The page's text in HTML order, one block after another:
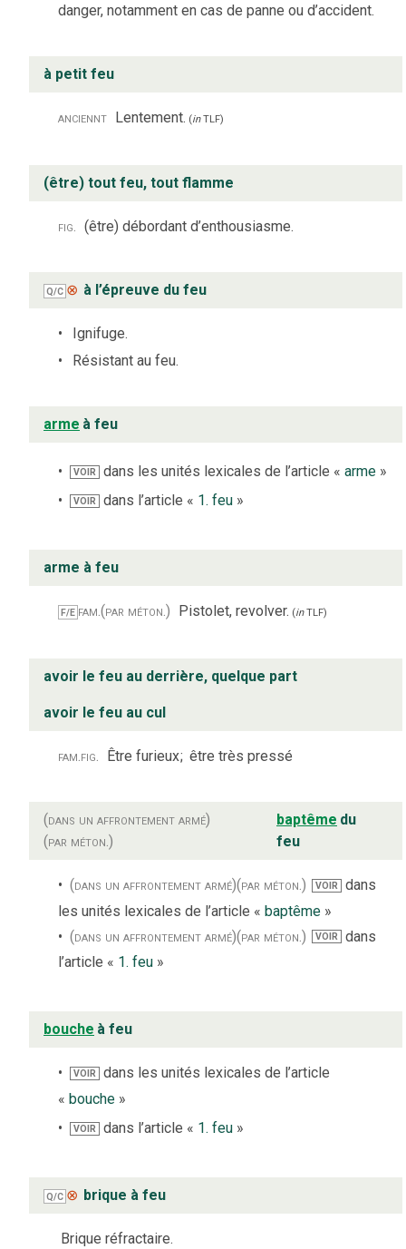
danger, notamment en cas de panne ou d’accident.
à petit feu
anciennt Lentement. (inTLF)
(être) tout feu, tout flamme
fig. (être) débordant d’enthousiasme.
Q/C ⊗ à l’épreuve du feu
Ignifuge.
Résistant au feu.
arme à feu
VOIR dans les unités lexicales de l’article «arme »
VOIR dans l’article « 1. feu »
arme à feu
F/E fam.(par méton.) Pistolet, revolver. (inTLF)
avoir le feu au derrière, quelque part
avoir le feu au cul
fam. fig. Être furieux; être très pressé
(dans un affrontement armé)
(par méton.)
baptême du
feu
(dans un affrontement armé)(par méton.) VOIR dans
les unités lexicales de l’article « baptême »
(dans un affrontement armé)(par méton.) VOIR
dans
l’article « 1. feu »
bouche à feu
VOIR
dans les unités lexicales de l’article
« bouche »
VOIR dans l’article « 1. feu »
Q/C ⊗ brique à feu
Brique réfractaire.